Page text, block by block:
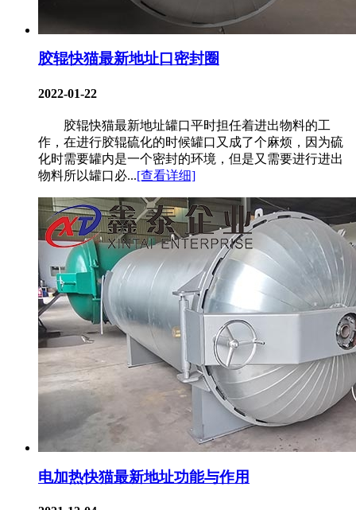
胶辊快猫最新地址口密封圈
2022-01-22
胶辊快猫最新地址罐口平时担任着进出物料的工
作，在进行胶辊硫化的时候罐口又成了个麻烦，因为硫
化时需要罐内是一个密封的环境，但是又需要进行进出
物料所以罐口必...[查看详细]
电加热快猫最新地址功能与作用